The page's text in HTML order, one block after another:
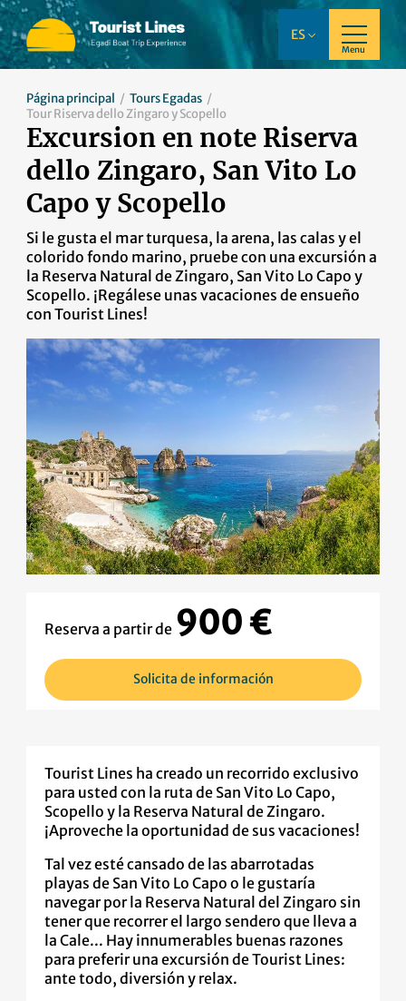
Menu
ES
Página principal
Tours Egadas
Tour Riserva dello Zingaro y Scopello
Excursion en note Riserva
dello Zingaro, San Vito Lo
Capo y Scopello
Si le gusta el mar turquesa, la arena, las calas y el
colorido fondo marino, pruebe con una excursión a
la Reserva Natural de Zingaro, San Vito Lo Capo y
Scopello. ¡Regálese unas vacaciones de ensueño
con Tourist Lines!
Reserva a partir de 900 €
Solicita de información
Tourist Lines ha creado un recorrido exclusivo
para usted con la ruta de San Vito Lo Capo,
Scopello y la Reserva Natural de Zingaro.
¡Aproveche la oportunidad de sus vacaciones!
Tal vez esté cansado de las abarrotadas
playas de San Vito Lo Capo o le gustaría
navegar por la Reserva Natural del Zingaro sin
tener que recorrer el largo sendero que lleva a
la Cale... Hay innumerables buenas razones
para preferir una excursión de Tourist Lines:
ante todo, diversión y relax.